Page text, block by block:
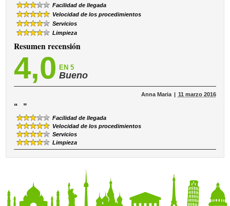
Facilidad de llegada
Velocidad de los procedimientos
Servicios
Limpieza
Resumen recensión
4,0 EN 5
Bueno
Anna Maria 11 marzo 2016
“ ”
Facilidad de llegada
Velocidad de los procedimientos
Servicios
Limpieza